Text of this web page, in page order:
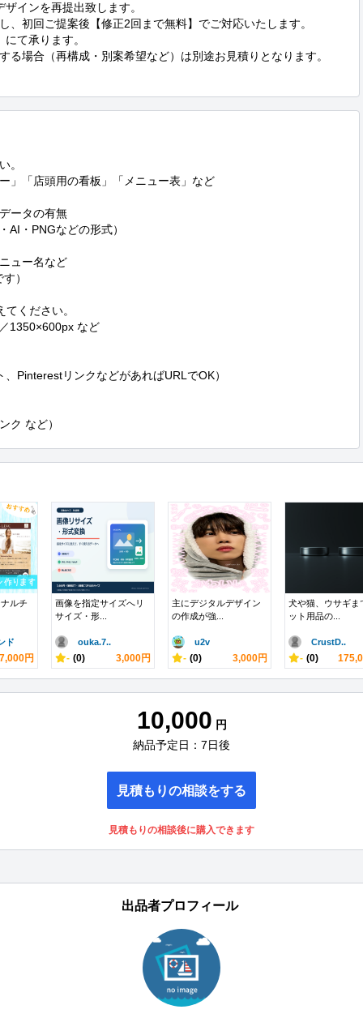
インを再提出致します。
初回ご提案後【修正2回まで無料】でご対応いたします。
て承ります。
場合（再構成・別案希望など）は別途お見積りとなります。
。
「店頭用の看板」「メニュー表」など
ータの有無
・PNGなどの形式）
ュー名など
）
ください。
1350×600px など
PinterestリンクなどがあればURLでOK）
ク など）
ルチ
ド
円
画像を指定サイズへリ
サイズ・形...
ouka.7..
- (0) 3,000円
主にデジタルデザイン
の作成が強...
u2v
- (0) 3,000円
犬や猫、ウサギま
ット用品の...
CrustD..
- (0)
10,000 円
納品予定日：7日後
見積もりの相談をする
見積もりの相談後に購入できます
出品者プロフィール